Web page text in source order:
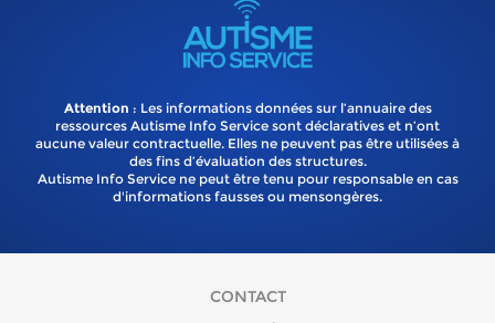
Attention : Les informations données sur l’annuaire des
ressources Autisme Info Service sont déclaratives et n’ont
aucune valeur contractuelle. Elles ne peuvent pas être utilisées à
des fins d’évaluation des structures.
Autisme Info Service ne peut être tenu pour responsable en cas
d'informations fausses ou mensongères.
CONTACT